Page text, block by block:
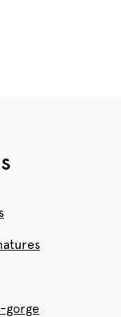
gorge